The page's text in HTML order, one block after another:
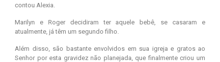
contou Alexia.
Marilyn e Roger decidiram ter aquele bebê, se casaram e
atualmente, já têm um segundo filho.
Além disso, são bastante envolvidos em sua igreja e gratos ao
Senhor por esta gravidez não planejada, que finalmente criou um